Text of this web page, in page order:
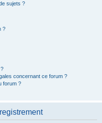
sujets ?
?
concernant ce forum ?
forum ?